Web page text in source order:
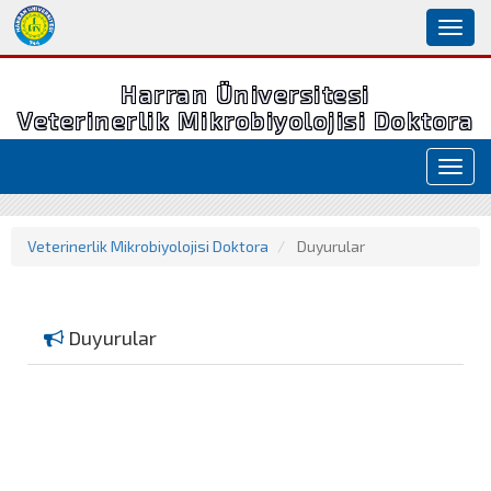
Harran Üniversitesi
Veterinerlik Mikrobiyolojisi Doktora
Veterinerlik Mikrobiyolojisi Doktora Duyurular
Duyurular